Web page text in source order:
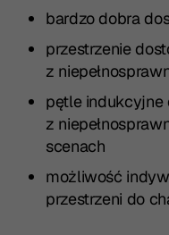
bardzo dobra
przestrzenie
z
pętle indukcyjne
z
scenach
możliwość
przestrzeni do